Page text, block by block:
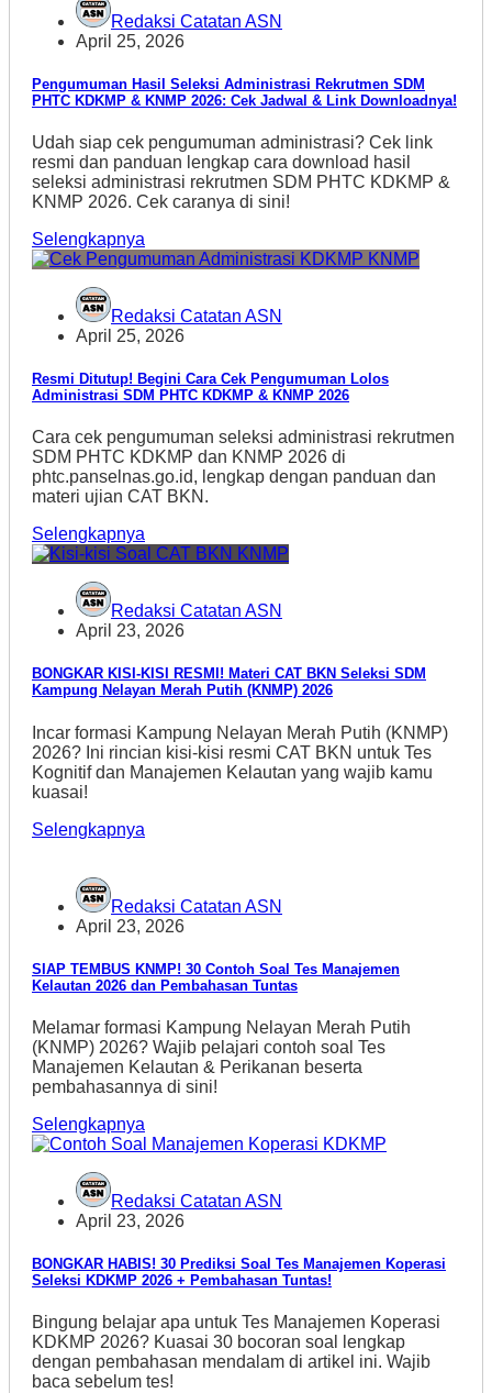
Redaksi Catatan ASN
April 25, 2026
Pengumuman Hasil Seleksi Administrasi Rekrutmen SDM
PHTC KDKMP & KNMP 2026: Cek Jadwal & Link Downloadnya!
Udah siap cek pengumuman administrasi? Cek link
resmi dan panduan lengkap cara download hasil
seleksi administrasi rekrutmen SDM PHTC KDKMP &
KNMP 2026. Cek caranya di sini!
Selengkapnya
Redaksi Catatan ASN
April 25, 2026
Resmi Ditutup! Begini Cara Cek Pengumuman Lolos
Administrasi SDM PHTC KDKMP & KNMP 2026
Cara cek pengumuman seleksi administrasi rekrutmen
SDM PHTC KDKMP dan KNMP 2026 di
phtc.panselnas.go.id, lengkap dengan panduan dan
materi ujian CAT BKN.
Selengkapnya
Redaksi Catatan ASN
April 23, 2026
BONGKAR KISI-KISI RESMI! Materi CAT BKN Seleksi SDM
Kampung Nelayan Merah Putih (KNMP) 2026
Incar formasi Kampung Nelayan Merah Putih (KNMP)
2026? Ini rincian kisi-kisi resmi CAT BKN untuk Tes
Kognitif dan Manajemen Kelautan yang wajib kamu
kuasai!
Selengkapnya
Redaksi Catatan ASN
April 23, 2026
SIAP TEMBUS KNMP! 30 Contoh Soal Tes Manajemen
Kelautan 2026 dan Pembahasan Tuntas
Melamar formasi Kampung Nelayan Merah Putih
(KNMP) 2026? Wajib pelajari contoh soal Tes
Manajemen Kelautan & Perikanan beserta
pembahasannya di sini!
Selengkapnya
Redaksi Catatan ASN
April 23, 2026
BONGKAR HABIS! 30 Prediksi Soal Tes Manajemen Koperasi
Seleksi KDKMP 2026 + Pembahasan Tuntas!
Bingung belajar apa untuk Tes Manajemen Koperasi
KDKMP 2026? Kuasai 30 bocoran soal lengkap
dengan pembahasan mendalam di artikel ini. Wajib
baca sebelum tes!